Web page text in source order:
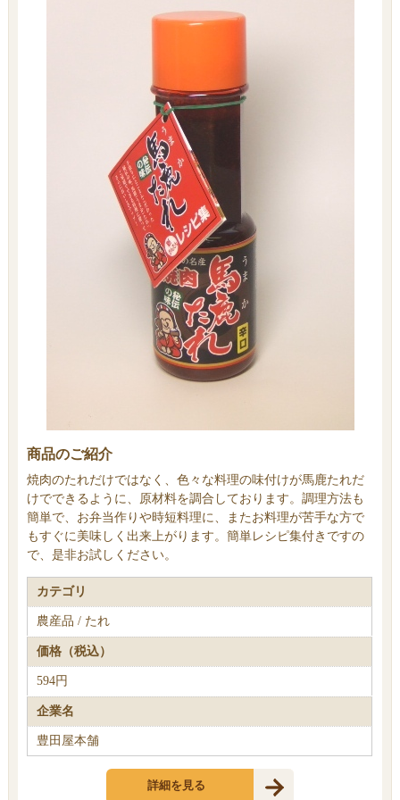
商品のご紹介
焼肉のたれだけではなく、色々な料理の味付けが馬鹿たれだ
けでできるように、原材料を調合しております。調理方法も
簡単で、お弁当作りや時短料理に、またお料理が苦手な方で
もすぐに美味しく出来上がります。簡単レシピ集付きですの
で、是非お試しください。
カテゴリ
農産品 / たれ
価格（税込）
594円
企業名
豊田屋本舗
詳細を見る